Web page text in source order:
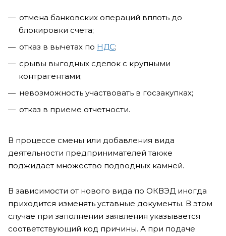
отмена банковских операций вплоть до
блокировки счета;
отказ в вычетах по НДС;
срывы выгодных сделок с крупными
контрагентами;
невозможность участвовать в госзакупках;
отказ в приеме отчетности.
В процессе смены или добавления вида
деятельности предпринимателей также
поджидает множество подводных камней.
В зависимости от нового вида по ОКВЭД иногда
приходится изменять уставные документы. В этом
случае при заполнении заявления указывается
соответствующий код причины. А при подаче